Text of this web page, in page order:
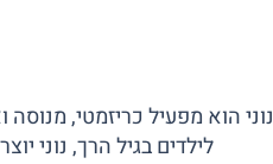
נוני הוא מפעיל כריזמטי,
לילדים בגיל הרך, נוני